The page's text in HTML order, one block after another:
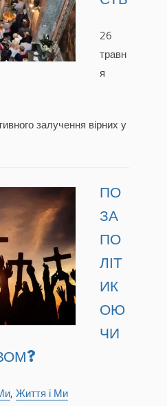
26
травн
я
залучення вірних у
ПО
ЗА
ПО
ЛІТ
ИК
ОЮ
ЧИ
, Життя і Ми